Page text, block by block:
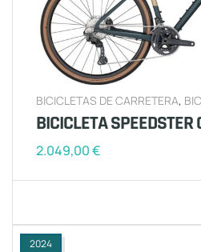
BICICLETAS DE CARRETERA,
BICICLETA SPEEDSTER
2.049,00€
2024